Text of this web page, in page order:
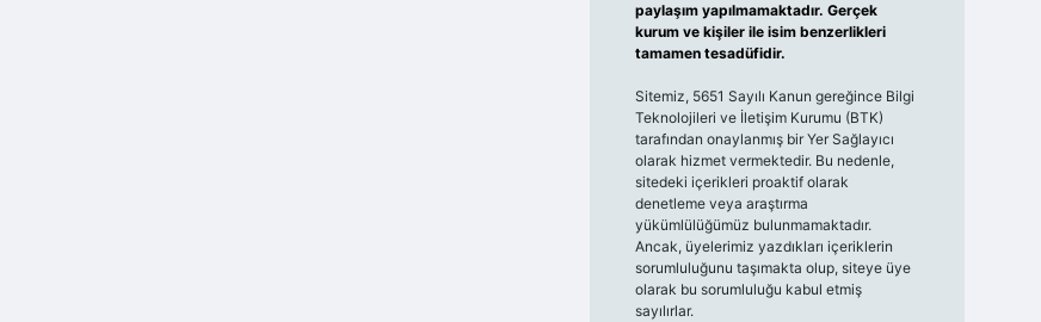
paylaşım yapılmamaktadır. Gerçek
kurum ve kişiler ile isim benzerlikleri
tamamen tesadüfidir.
Sitemiz, 5651 Sayılı Kanun gereğince Bilgi
Teknolojileri ve İletişim Kurumu (BTK)
tarafından onaylanmış bir Yer Sağlayıcı
olarak hizmet vermektedir. Bu nedenle,
sitedeki içerikleri proaktif olarak
denetleme veya araştırma
yükümlülüğümüz bulunmamaktadır.
Ancak, üyelerimiz yazdıkları içeriklerin
sorumluluğunu taşımakta olup, siteye üye
olarak bu sorumluluğu kabul etmiş
sayılırlar.